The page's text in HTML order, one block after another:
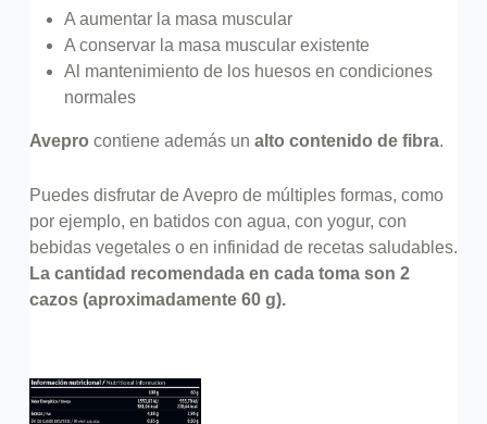
A aumentar la masa muscular
A conservar la masa muscular existente
Al mantenimiento de los huesos en condiciones
normales
Avepro contiene además un alto contenido de fibra.
Puedes disfrutar de Avepro de múltiples formas, como
por ejemplo, en batidos con agua, con yogur, con
bebidas vegetales o en infinidad de recetas saludables.
La cantidad recomendada en cada toma son 2
cazos (aproximadamente 60 g).